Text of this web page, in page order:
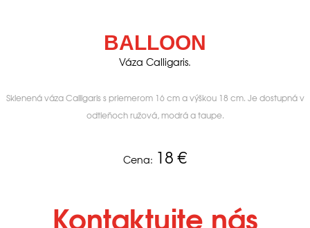
BALLOON
Váza Calligaris.
Sklenená váza Calligaris s priemerom 16 cm a výškou 18 cm. Je dostupná v
odtieňoch ružová, modrá a taupe.
Cena: 18€
Kontaktujte nás